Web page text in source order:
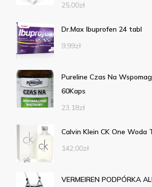
25,00zł
Dr.Max Ibuprofen 24 tabl
9,99zł
Pureline Czas Na
60Kaps
23,18zł
Calvin Klein CK One Woda
142,00zł
VERMEIREN PODPÓRKA